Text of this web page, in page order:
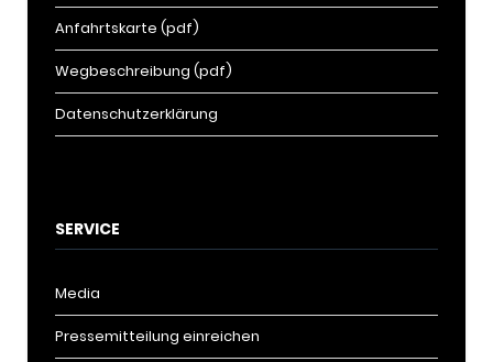
Anfahrtskarte (pdf)
Wegbeschreibung (pdf)
Datenschutzerklärung
SERVICE
Media
Pressemitteilung einreichen